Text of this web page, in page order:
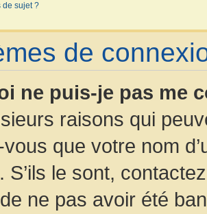
de sujet ?
de
ne puis-je pas me
raisons qui
que votre nom
S’ils le sont,
ne pas avoir été